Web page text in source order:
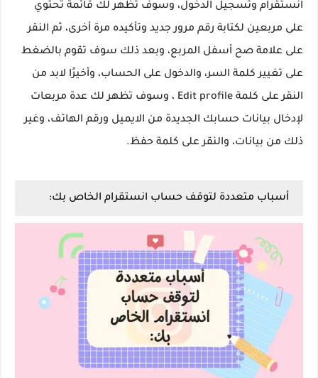
انستقرام وتسجيل الدخول، وسوف تظهر لك قائمة تحتوي
على مربعين لكتابة رقم مرور جديد وتأكيده مرة أخرى، ثم النقر
على علامة صح أسفل المربع، وبعد ذلك سوف تقوم بالضغط
على تغيير كلمة السر، والدخول على الحساب، وأخيرًا لابد من
النقر على كلمة Edit profile ، وسوف تظهر لك عدة مربعات
لإدخال بيانات حسابك الجديدة من الايميل ورقم الهاتف، وغير
ذلك من بيانات، والنقر على كلمة حفظ.
أسباب متعددة لتوقف حساب انستقرام الخاص بك: